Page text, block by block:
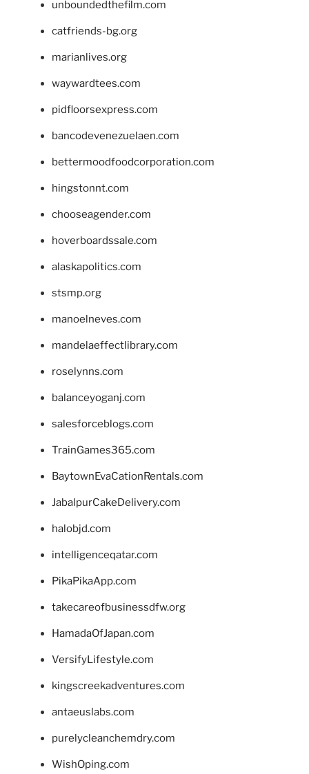
unboundedthefilm.com
catfriends-bg.org
marianlives.org
waywardtees.com
pidfloorsexpress.com
bancodevenezuelaen.com
bettermoodfoodcorporation.com
hingstonnt.com
chooseagender.com
hoverboardssale.com
alaskapolitics.com
stsmp.org
manoelneves.com
mandelaeffectlibrary.com
roselynns.com
balanceyoganj.com
salesforceblogs.com
TrainGames365.com
BaytownEvaCationRentals.com
JabalpurCakeDelivery.com
halobjd.com
intelligenceqatar.com
PikaPikaApp.com
takecareofbusinessdfw.org
HamadaOfJapan.com
VersifyLifestyle.com
kingscreekadventures.com
antaeuslabs.com
purelycleanchemdry.com
WishOping.com